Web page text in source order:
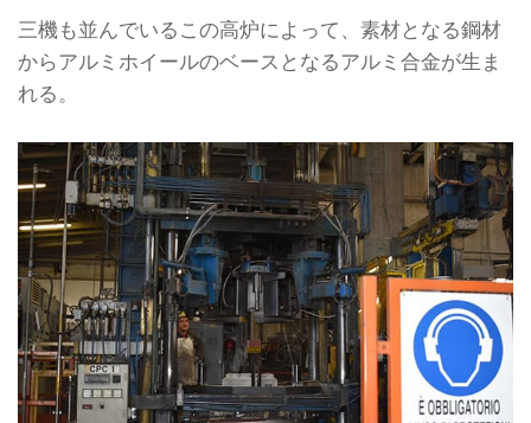
三機も並んでいるこの高炉によって、素材となる鋼材
からアルミホイールのベースとなるアルミ合金が生ま
れる。